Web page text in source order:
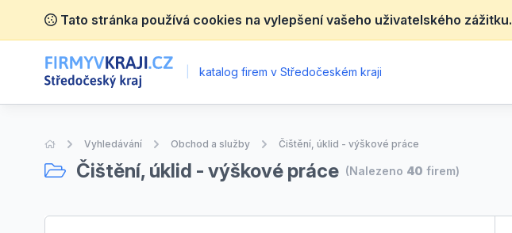
Tato stránka používá cookies na vylepšení vašeho uživatelského zážitku.
katalog firem v Středočeském kraji
Úvodní stránka
Vyhledávání Obchod a služby Čištění, úklid - výškové práce
Čištění, úklid - výškové práce (Nalezeno 40 firem)